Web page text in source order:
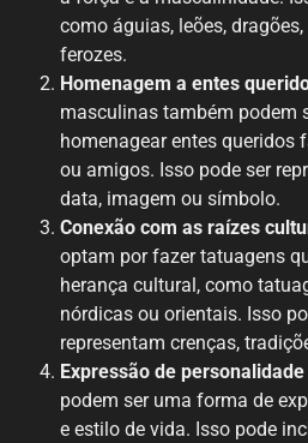
como águias, leões,
ferozes.
Homenagem a entes
masculinas também podem
homenagear entes queridos
ou amigos. Isso pode ser
data, imagem ou símbolo.
Conexão com as raízes
optam por fazer tatuagens
herança cultural, como
nórdicas ou orientais. Isso
representam crenças,
Expressão de personalidade
podem ser uma forma de
e estilo de vida. Isso pode